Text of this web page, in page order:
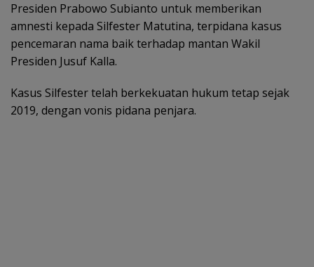
Presiden Prabowo Subianto untuk memberikan
amnesti kepada Silfester Matutina, terpidana kasus
pencemaran nama baik terhadap mantan Wakil
Presiden Jusuf Kalla.
Kasus Silfester telah berkekuatan hukum tetap sejak
2019, dengan vonis pidana penjara.